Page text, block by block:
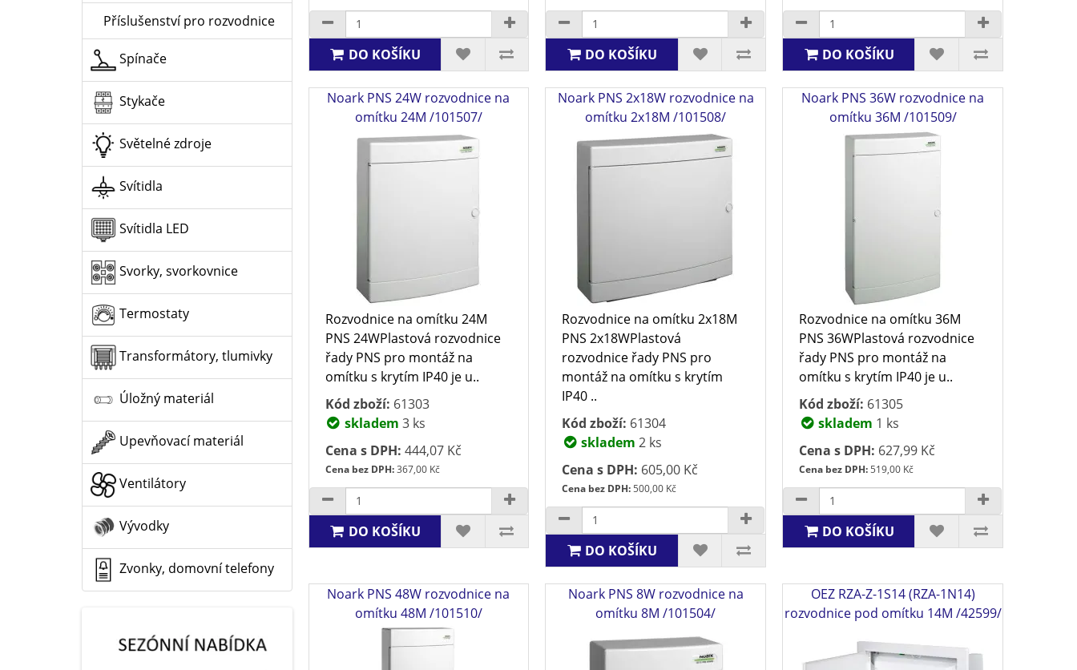
Příslušenství pro rozvodnice
Spínače
Stykače
Světelné zdroje
Svítidla
Svítidla LED
Svorky, svorkovnice
Termostaty
Transformátory, tlumivky
Úložný materiál
Upevňovací materiál
Ventilátory
Vývodky
Zvonky, domovní telefony
DO KOŠÍKU DO KOŠÍKU DO KOŠÍKU
Noark PNS 24W rozvodnice na
omítku 24M /101507/
Rozvodnice na omítku 24M
PNS 24WPlastová rozvodnice
řady PNS pro montáž na
omítku s krytím IP40 je u..
Kód zboží: 61303
skladem 3 ks
Cena s DPH: 444,07 Kč
Cena bez DPH:367,00 Kč
DO KOŠÍKU
Noark PNS 2x18W rozvodnice na
omítku 2x18M /101508/
Rozvodnice na omítku 2x18M
PNS 2x18WPlastová
rozvodnice řady PNS pro
montáž na omítku s krytím
IP40 ..
Kód zboží: 61304
skladem 2 ks
Cena s DPH: 605,00 Kč
Cena bez DPH:500,00 Kč
DO KOŠÍKU
Noark PNS 36W rozvodnice na
omítku 36M /101509/
Rozvodnice na omítku 36M
PNS 36WPlastová rozvodnice
řady PNS pro montáž na
omítku s krytím IP40 je u..
Kód zboží: 61305
skladem 1 ks
Cena s DPH: 627,99 Kč
Cena bez DPH:519,00 Kč
DO KOŠÍKU
Noark PNS 48W rozvodnice na
omítku 48M /101510/
Noark PNS 8W rozvodnice na
omítku 8M /101504/
OEZ RZA-Z-1S14 (RZA-1N14)
rozvodnice pod omítku 14M /42599/